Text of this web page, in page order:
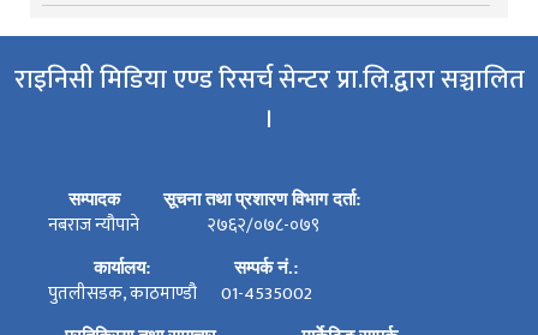
राइनिसी मिडिया एण्ड रिसर्च सेन्टर प्रा.लि.द्वारा सञ्चालित
।
सम्पादक
नबराज न्यौपाने
सूचना तथा प्रशारण विभाग दर्ता:
२७६२/०७८-०७९
कार्यालय:
पुतलीसडक, काठमाण्डौ
सम्पर्क नं.:
01-4535002